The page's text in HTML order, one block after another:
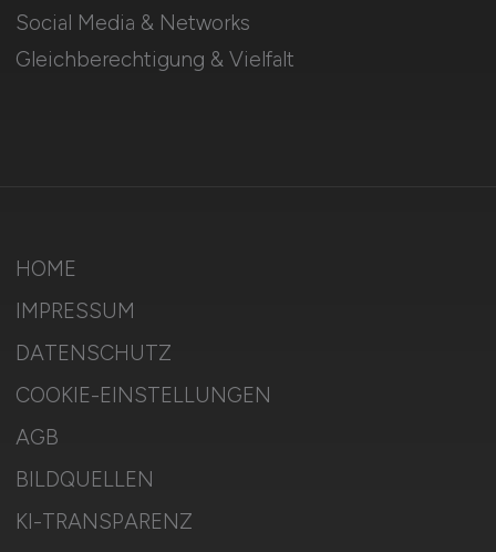
Social Media & Networks
Gleichberechtigung & Vielfalt
HOME
IMPRESSUM
DATENSCHUTZ
COOKIE-EINSTELLUNGEN
AGB
BILDQUELLEN
KI-TRANSPARENZ